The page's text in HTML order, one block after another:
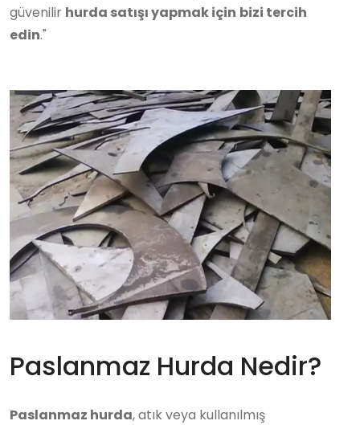
güvenilir hurda satışı yapmak için bizi tercih
edin."
Paslanmaz Hurda Nedir?
Paslanmaz hurda, atık veya kullanılmış